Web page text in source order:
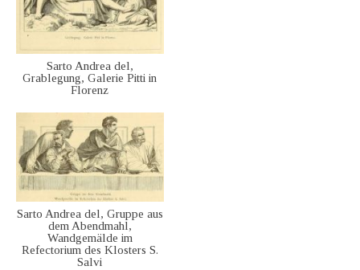
Sarto Andrea del,
Grablegung, Galerie Pitti in
Florenz
Sarto Andrea del, Gruppe aus
dem Abendmahl,
Wandgemälde im
Refectorium des Klosters S.
Salvi